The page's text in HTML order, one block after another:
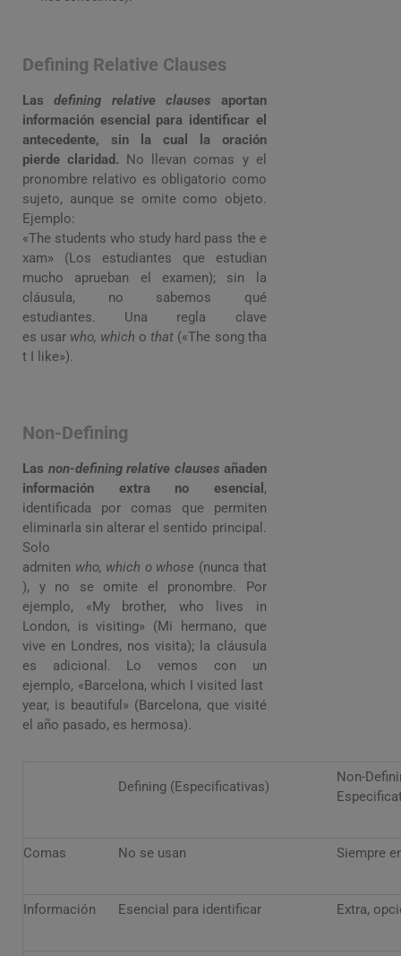
Defining Relative Clauses
Lasdefining relative clauses aportan
información esencial para identificar el
antecedente, sin la cual la oración
pierde claridad. No llevan comas y el
pronombre relativo es obligatorio como
sujeto, aunque se omite como objeto.
Ejemplo:
«The students who study hard pass the e
xam» (Los estudiantes que estudian
mucho aprueban el examen); sin la
cláusula, no sabemos qué
estudiantes. Una regla clave
es usar who, which othat («The song tha
t I like»).
Non-Defining
Las non-defining relative clauses añaden
información extra no esencial ,
identificada por comas que permiten
eliminarla sin alterar el sentido principal.
Solo
admiten who, which o whose (nunca that
), y no se omite el pronombre. Por
ejemplo, «My brother, who lives in
London, is visiting» (Mi hermano, que
vive en Londres, nos visita); la cláusula
es adicional. Lo vemos con un
ejemplo, «Barcelona, which I visited last
year, is beautiful» (Barcelona, que visité
el año pasado, es hermosa).
Defining (Especificativas)
Non-
Comas No se usan Siempre
Información Esencial para identificar Extra,